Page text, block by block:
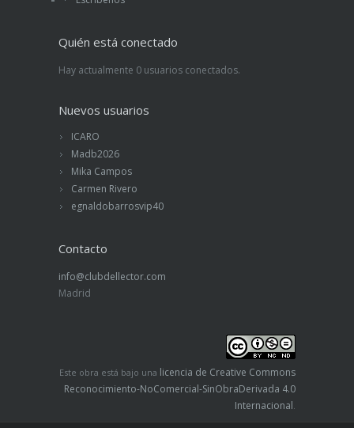
Quién está conectado
Hay actualmente 0 usuarios conectados.
Nuevos usuarios
ICARO
Madb2026
Mika Campos
Carmen Rivero
egnaldobarrosvip40
Contacto
info@clubdellector.com
Madrid
Este obra está bajo una licencia de Creative Commons
Reconocimiento-NoComercial-SinObraDerivada 4.0
Internacional.